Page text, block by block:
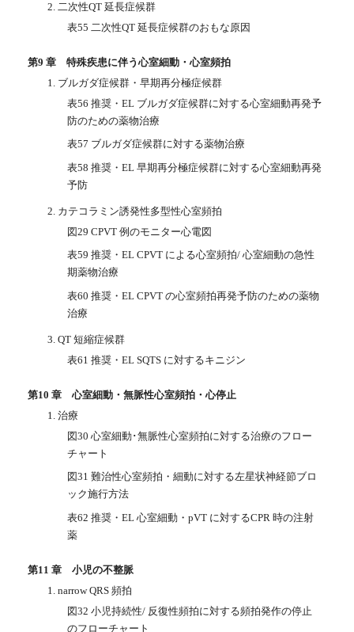
2. 二次性QT 延長症候群
表55 二次性QT 延長症候群のおもな原因
第9 章 特殊疾患に伴う心室細動・心室頻拍
1. ブルガダ症候群・早期再分極症候群
表56 推奨・EL ブルガダ症候群に対する心室細動再発予
防のための薬物治療
表57 ブルガダ症候群に対する薬物治療
表58 推奨・EL 早期再分極症候群に対する心室細動再発
予防
2. カテコラミン誘発性多型性心室頻拍
図29 CPVT 例のモニター心電図
表59 推奨・EL CPVT による心室頻拍/ 心室細動の急性
期薬物治療
表60 推奨・EL CPVT の心室頻拍再発予防のための薬物
治療
3. QT 短縮症候群
表61 推奨・EL SQTS に対するキニジン
第10 章 心室細動・無脈性心室頻拍・心停止
1. 治療
図30 心室細動･無脈性心室頻拍に対する治療のフロー
チャート
図31 難治性心室頻拍・細動に対する左星状神経節ブロ
ック施行方法
表62 推奨・EL 心室細動・pVT に対するCPR 時の注射
薬
第11 章 小児の不整脈
1. narrow QRS 頻拍
図32 小児持続性/ 反復性頻拍に対する頻拍発作の停止
のフローチャート